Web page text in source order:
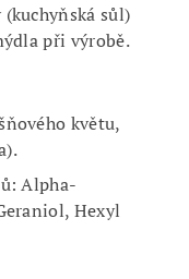
sůl)
při výrobě.
květu,
: Alpha-
Hexyl